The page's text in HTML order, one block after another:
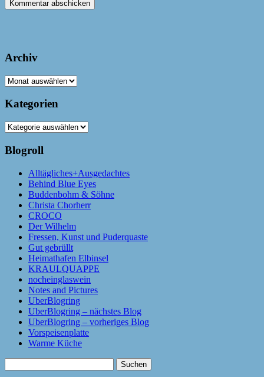
Archiv
Archiv
Kategorien
Kategorien
Blogroll
Alltägliches+Ausgedachtes
Behind Blue Eyes
Buddenbohm & Söhne
Christa Chorherr
CROCO
Der Wilhelm
Fressen, Kunst und Puderquaste
Gut gebrüllt
Heimathafen Elbinsel
KRAULQUAPPE
nocheinglaswein
Notes and Pictures
UberBlogring
UberBlogring – nächstes Blog
UberBlogring – vorheriges Blog
Vorspeisenplatte
Warme Küche
nach: